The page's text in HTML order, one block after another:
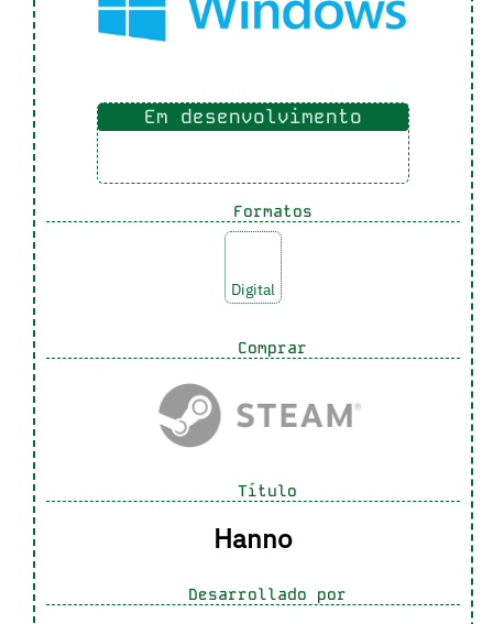
Em desenvolvimento
Formatos
Digital
Comprar
Título
Hanno
Desarrollado por